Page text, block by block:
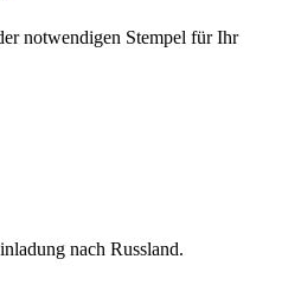
notwendigen Stempel für Ihr
nach Russland.